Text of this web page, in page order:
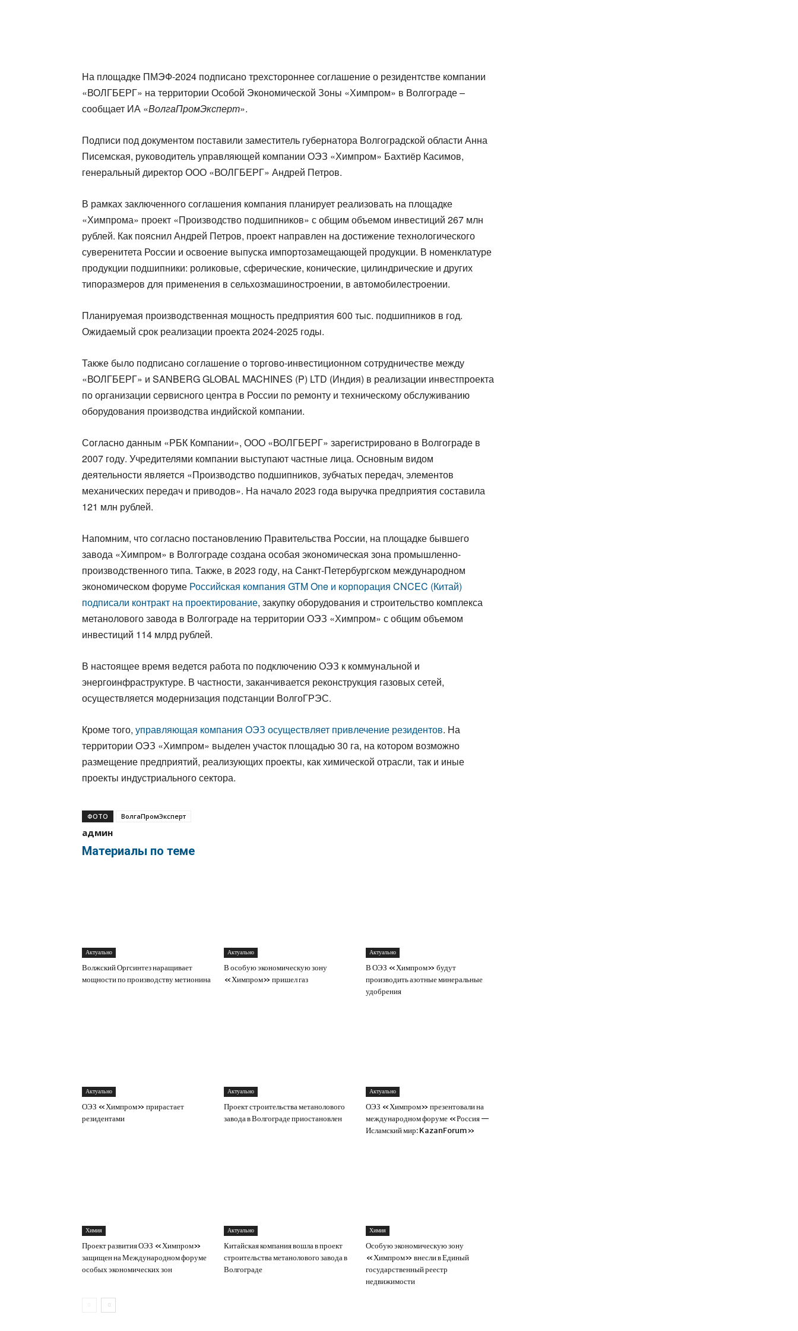
На площадке ПМЭФ-2024 подписано трехстороннее соглашение о резидентстве компании
«ВОЛГБЕРГ» на территории Особой Экономической Зоны «Химпром» в Волгограде –
сообщает ИА «ВолгаПромЭксперт».
Подписи под документом поставили заместитель губернатора Волгоградской области Анна
Писемская, руководитель управляющей компании ОЭЗ «Химпром» Бахтиёр Касимов,
генеральный директор ООО «ВОЛГБЕРГ» Андрей Петров.
В рамках заключенного соглашения компания планирует реализовать на площадке
«Химпрома» проект «Производство подшипников» с общим объемом инвестиций 267 млн
рублей. Как пояснил Андрей Петров, проект направлен на достижение технологического
суверенитета России и освоение выпуска импортозамещающей продукции. В номенклатуре
продукции подшипники: роликовые, сферические, конические, цилиндрические и других
типоразмеров для применения в сельхозмашиностроении, в автомобилестроении.
Планируемая производственная мощность предприятия 600 тыс. подшипников в год.
Ожидаемый срок реализации проекта 2024-2025 годы.
Также было подписано соглашение о торгово-инвестиционном сотрудничестве между
«ВОЛГБЕРГ» и SANBERG GLOBAL MACHINES (P) LTD (Индия) в реализации инвестпроекта
по организации сервисного центра в России по ремонту и техническому обслуживанию
оборудования производства индийской компании.
Согласно данным «РБК Компании», ООО «ВОЛГБЕРГ» зарегистрировано в Волгограде в
2007 году. Учредителями компании выступают частные лица. Основным видом
деятельности является «Производство подшипников, зубчатых передач, элементов
механических передач и приводов». На начало 2023 года выручка предприятия составила
121 млн рублей.
Напомним, что согласно постановлению Правительства России, на площадке бывшего
завода «Химпром» в Волгограде создана особая экономическая зона промышленно-
производственного типа. Также, в 2023 году, на Санкт-Петербургском международном
экономическом форуме Российская компания GTM One и корпорация CNCEC (Китай)
подписали контракт на проектирование, закупку оборудования и строительство комплекса
метанолового завода в Волгограде на территории ОЭЗ «Химпром» с общим объемом
инвестиций 114 млрд рублей.
В настоящее время ведется работа по подключению ОЭЗ к коммунальной и
энергоинфраструктуре. В частности, заканчивается реконструкция газовых сетей,
осуществляется модернизация подстанции ВолгоГРЭС.
Кроме того, управляющая компания ОЭЗ осуществляет привлечение резидентов. На
территории ОЭЗ «Химпром» выделен участок площадью 30 га, на котором возможно
размещение предприятий, реализующих проекты, как химической отрасли, так и иные
проекты индустриального сектора.
ФОТО ВолгаПромЭксперт
админ
Материалы по теме
Актуально
Волжский Оргсинтез наращивает
мощности по производству метионина
Актуально
В особую экономическую зону
«Химпром» пришел газ
Актуально
В ОЭЗ «Химпром» будут
производить азотные минеральные
удобрения
Актуально
ОЭЗ «Химпром» прирастает
резидентами
Актуально
Проект строительства метанолового
завода в Волгограде приостановлен
Актуально
ОЭЗ «Химпром» презентовали на
международном форуме «Россия —
Исламский мир: KazanForum»
Химия
Проект развития ОЭЗ «Химпром»
защищен на Международном форуме
особых экономических зон
Актуально
Китайская компания вошла в проект
строительства метанолового завода в
Волгограде
Химия
Особую экономическую зону
«Химпром» внесли в Единый
государственный реестр
недвижимости